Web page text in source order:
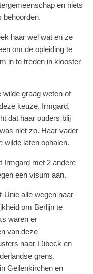
en niets
behoorden.
haar wel wat en ze
om de opleiding te
in te treden in klooster
graag weten of
keuze. Irmgard,
dat haar ouders blij
niet zo. Haar vader
wilde laten ophalen.
Irmgard met 2 andere
een visum aan.
Unie alle wegen naar
om Berlijn te
waren er
van deze
naar Lübeck en
grens.
Geilenkirchen en